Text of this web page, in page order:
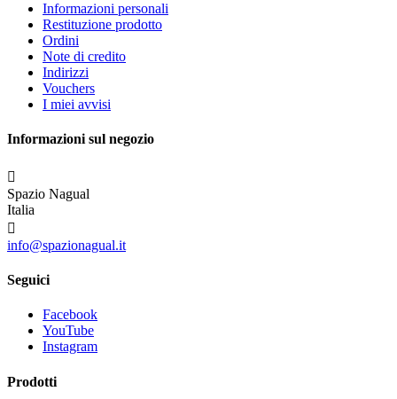
Informazioni personali
Restituzione prodotto
Ordini
Note di credito
Indirizzi
Vouchers
I miei avvisi
Informazioni sul negozio

Spazio Nagual
Italia

info@spazionagual.it
Seguici
Facebook
YouTube
Instagram
Prodotti